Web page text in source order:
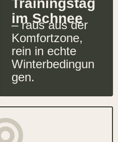
im Schnee
– raus aus der
Komfortzone,
rein in echte
Winterbedingun
gen.